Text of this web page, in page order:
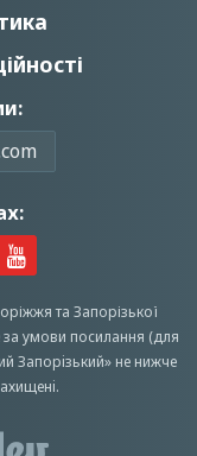
та Запорізької
за умови посилання (для
Запорiзький» не нижче